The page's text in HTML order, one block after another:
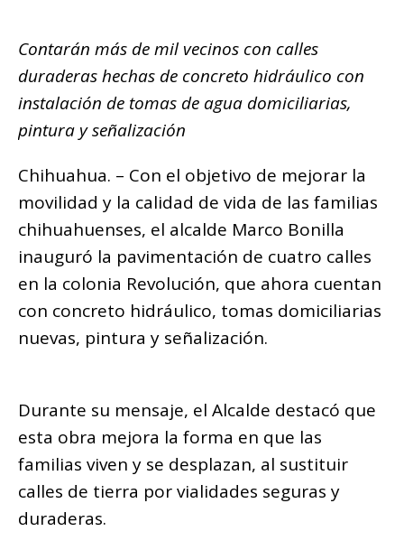
o
k
p e
r
k
ti
r
Contarán más de mil vecinos con calles
duraderas hechas de concreto hidráulico con
instalación de tomas de agua domiciliarias,
pintura y señalización
Chihuahua. – Con el objetivo de mejorar la
movilidad y la calidad de vida de las familias
chihuahuenses, el alcalde Marco Bonilla
inauguró la pavimentación de cuatro calles
en la colonia Revolución, que ahora cuentan
con concreto hidráulico, tomas domiciliarias
nuevas, pintura y señalización.
Durante su mensaje, el Alcalde destacó que
esta obra mejora la forma en que las
familias viven y se desplazan, al sustituir
calles de tierra por vialidades seguras y
duraderas.